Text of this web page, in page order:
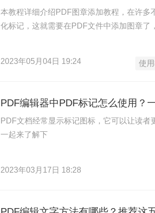
本教程详细介绍PDF图章添加教程，在许多
化标记，这就需要在PDF文件中添加图章了
2023年05月04日 19:24 使
PDF编辑器中PDF标记怎么使用？
PDF文档经常显示标记图标，它可以让读
一起来了解下
2023年03月17日 18:28